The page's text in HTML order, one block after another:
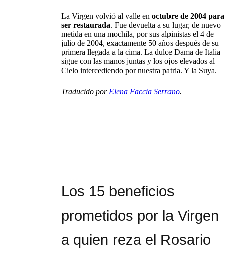
La Virgen volvió al valle en octubre de 2004 para
ser restaurada. Fue devuelta a su lugar, de nuevo
metida en una mochila, por sus alpinistas el 4 de
julio de 2004, exactamente 50 años después de su
primera llegada a la cima. La dulce Dama de Italia
sigue con las manos juntas y los ojos elevados al
Cielo intercediendo por nuestra patria. Y la Suya.
Traducido porElena Faccia Serrano.
Los 15 beneficios
prometidos por la Virgen
a quien reza el Rosario